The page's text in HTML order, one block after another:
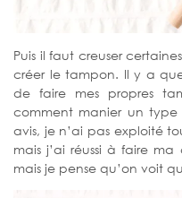
Puis il faut creuser
créer le tampon. Il y a
de faire mes propres
comment manier un
avis, je n’ai pas exploité
mais j’ai réussi à faire
mais je pense qu’on voit